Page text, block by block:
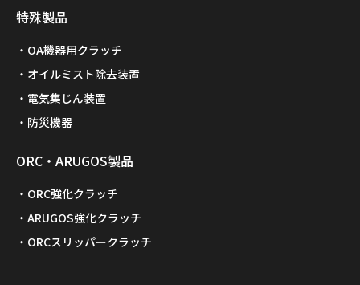
特殊製品
OA機器用クラッチ
オイルミスト除去装置
電気集じん装置
防災機器
ORC・ARUGOS製品
ORC強化クラッチ
ARUGOS強化クラッチ
ORCスリッパークラッチ